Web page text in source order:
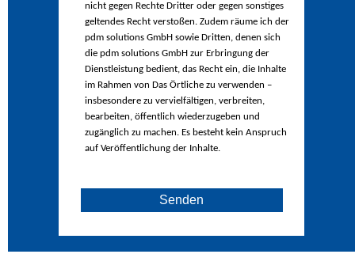
nicht gegen Rechte Dritter oder gegen sonstiges
geltendes Recht verstoßen. Zudem räume ich der
pdm solutions GmbH sowie Dritten, denen sich
die pdm solutions GmbH zur Erbringung der
Dienstleistung bedient, das Recht ein, die Inhalte
im Rahmen von Das Örtliche zu verwenden –
insbesondere zu vervielfältigen, verbreiten,
bearbeiten, öffentlich wiederzugeben und
zugänglich zu machen. Es besteht kein Anspruch
auf Veröffentlichung der Inhalte.
Senden